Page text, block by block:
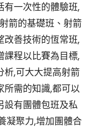
有一次性的體驗班,
箭的基礎班、射箭
改善技術的恆常班,
課程以比賽為目標,
析,可大大提高射箭
所需的知識,都可以
設有團體包班及私
凝聚力,增加團體合